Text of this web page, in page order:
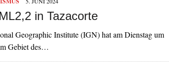
in Tazacorte
Geographic Institute (IGN) hat am Dienstag um
Gebiet des…